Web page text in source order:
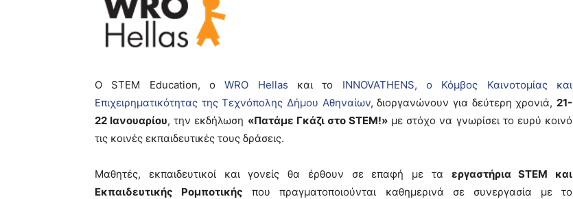
Ο STEM Education, οWRO Hellas και το INNOVATHENS, ο Κόμβος Καινοτομίας και
Επιχειρηματικότητας της Τεχνόπολης Δήμου Αθηναίων, διοργανώνουν για δεύτερη χρονιά,21-
22 Ιανουαρίου, την εκδήλωση «Πατάμε Γκάζι στο STEM!» με στόχο να γνωρίσει το ευρύ κοινό
τις κοινές εκπαιδευτικές τους δράσεις.
Μαθητές, εκπαιδευτικοί και γονείς θα έρθουν σε επαφή με τα εργαστήρια STEM και
Εκπαιδευτικής Ρομποτικής που πραγματοποιούνται καθημερινά σε συνεργασία με το